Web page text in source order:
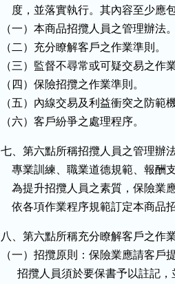
度，並落實執行。其內容至少應
（一）本商品招攬人員之管理辦法。
（二）充分瞭解客戶之作業準則。
（三）監督不尋常或可疑交易之作
（四）保險招攬之作業準則。
（五）內線交易及利益衝突之防範機
（六）客戶紛爭之處理程序。
七、第六點所稱招攬人員之管理辦
專業訓練、職業道德規範、報酬
為提升招攬人員之素質，保險
依各項作業程序規範訂定本商品
八、第六點所稱充分瞭解客戶之作
（一）招攬原則：保險業應請客戶
招攬人員須於要保書予以註記